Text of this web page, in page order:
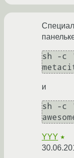
sh -c
и
sh -c
YYY ★